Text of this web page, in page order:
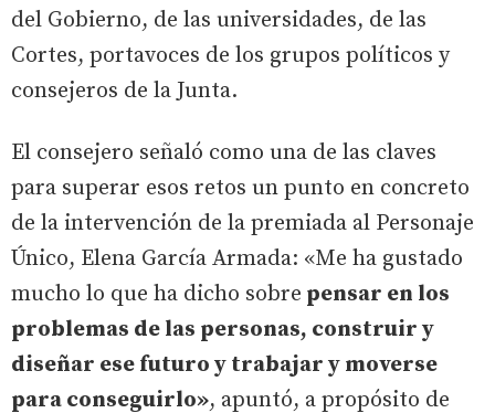
del Gobierno, de las universidades, de las
Cortes, portavoces de los grupos políticos y
consejeros de la Junta.
El consejero señaló como una de las claves
para superar esos retos un punto en concreto
de la intervención de la premiada al Personaje
Único, Elena García Armada: «Me ha gustado
mucho lo que ha dicho sobre pensar en los
problemas de las personas, construir y
diseñar ese futuro y trabajar y moverse
para conseguirlo», apuntó, a propósito de